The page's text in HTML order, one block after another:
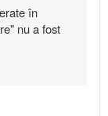
în
nu a fost